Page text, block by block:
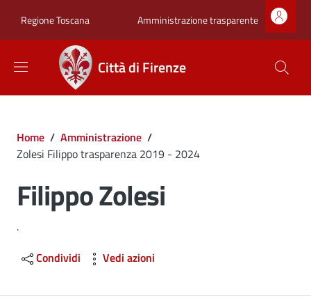
Regione Toscana Zona superiore
Amministrazione trasparente
Città di Firenze
Briciole di pane
Home / Amministrazione /
Zolesi Filippo trasparenza 2019 - 2024
Filippo Zolesi
.
Condividi
Vedi azioni